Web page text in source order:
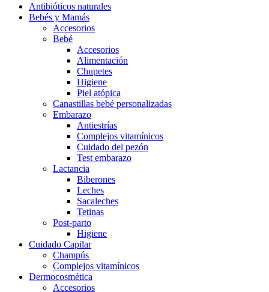
Antibióticos naturales
Bebés y Mamás
Accesorios
Bebé
Accesorios
Alimentación
Chupetes
Higiene
Piel atópica
Canastillas bebé personalizadas
Embarazo
Antiestrías
Complejos vitamínicos
Cuidado del pezón
Test embarazo
Lactancia
Biberones
Leches
Sacaleches
Tetinas
Post-parto
Higiene
Cuidado Capilar
Champús
Complejos vitamínicos
Dermocosmética
Accesorios